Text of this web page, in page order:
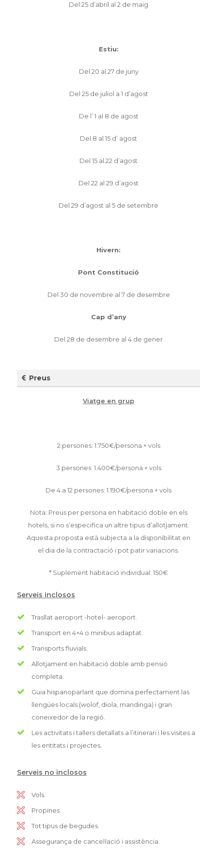
Del 25 d’abril al 2 de maig
Estiu:
Del 20 al 27 de juny
Del 25 de juliol a 1 d’agost
De l’ 1 al 8 de agost
Del 8 al 15 d’ agost
Del 15 al 22 d’agost
Del 22 al 29 d’agost
Del 29 d’agost al 5 de setembre
Hivern:
Pont Constitució
Del 30 de novembre al 7 de desembre
Cap d’any
Del 28 de desembre al 4 de gener
Preus
Viatge en grup
2 persones: 1.750€/persona + vols
3 persones: 1.400€/persona + vols
De 4 a 12 persones: 1.190€/persona + vols
Nota: Preus per persona en habitació doble en els
hotels, si no s’especifica un altre tipus d’allotjament.
Aquesta proposta està subjecta a la disponibilitat en
el dia de la contractació i pot patir variacions.
* Suplement habitació individual: 150€
Serveis inclosos
Trasllat aeroport -hotel- aeroport.
Transport en 4×4 o minibus adaptat.
Transports fluvials.
Allotjament en habitació doble amb pensió
completa.
Guia hispanoparlant que domina perfectament las
llengües locals (wolof, diola, mandinga) i gran
coneixedor de la regió.
Les activitats i tallers detallats a l’itinerari i les visites a
les entitats i projectes.
Serveis no inclosos
Vols.
Propines.
Tot tipus de begudes.
Assegurança de cancel·lació i assistència.